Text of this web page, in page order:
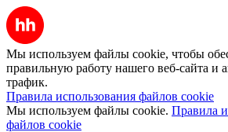
Мы используем файлы cookie, чтобы
правильную работу нашего веб-сайта и
трафик.
Правила использования файлов cookie
Мы используем файлы cookie. Правила
файлов cookie